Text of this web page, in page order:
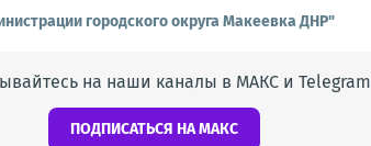
городского округа Макеевка ДНР"
на наши каналы в МАКС и Telegram
ПОДПИСАТЬСЯ НА МАКС